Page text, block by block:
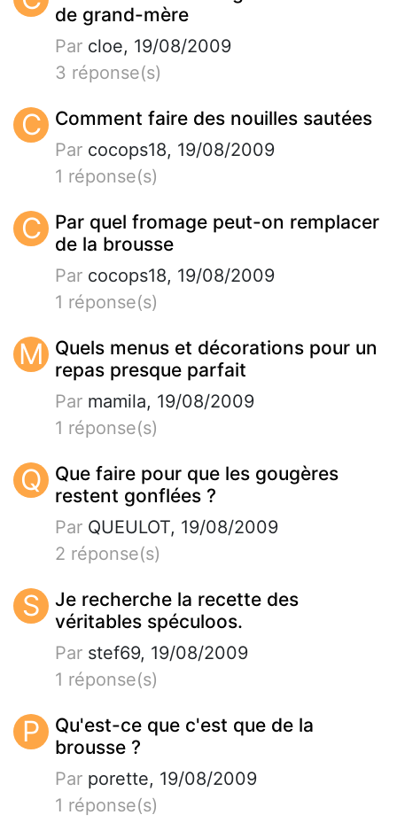
de grand-mère
Par cloe, 19/08/2009
3 réponse(s)
C Comment faire des nouilles sautées
Par cocops18, 19/08/2009
1 réponse(s)
C
Par quel fromage peut-on remplacer
de la brousse
Par cocops18, 19/08/2009
1 réponse(s)
M Quels menus et décorations pour un
repas presque parfait
Par mamila, 19/08/2009
1 réponse(s)
Q
Que faire pour que les gougères
restent gonflées ?
Par QUEULOT, 19/08/2009
2 réponse(s)
S
Je recherche la recette des
véritables spéculoos.
Par stef69, 19/08/2009
1 réponse(s)
P
Qu'est-ce que c'est que de la
brousse ?
Par porette, 19/08/2009
1 réponse(s)